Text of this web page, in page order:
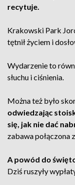
recytuje.
Krakowski Park
tętnił życiem i
Wydarzenie to
słuchu i ciśnienia.
Można też było
odwiedzając
się, jak nie dać
zabawa połączona
A powód do
Dziś ruszyły